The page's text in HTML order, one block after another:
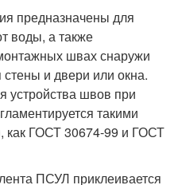
предназначены для
воды, а также
швах снаружи
и двери или окна.
швов при
такими
как ГОСТ 30674-99 и ГОСТ
ПСУЛ приклеивается